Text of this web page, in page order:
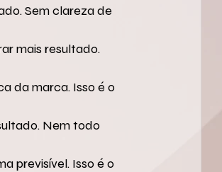
Sem clareza de
mais resultado.
da marca. Isso é o
Nem todo
previsível. Isso é o